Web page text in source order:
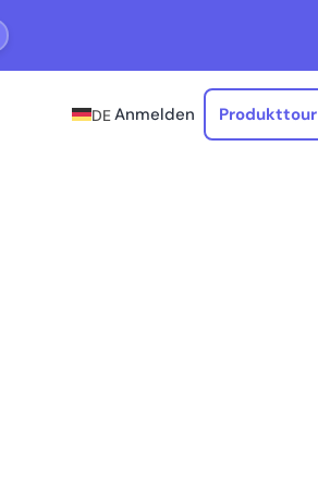
DEAnmelden Produkttour